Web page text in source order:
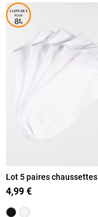
Lot 5 paires chaussettes
blanches enfant
4,99 €